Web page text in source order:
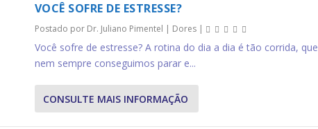
VOCÊ SOFRE DE ESTRESSE?
Postado por Dr. Juliano Pimentel | Dores|
Você sofre de estresse? A rotina do dia a dia é tão corrida, que
nem sempre conseguimos parar e...
CONSULTE MAIS INFORMAÇÃO